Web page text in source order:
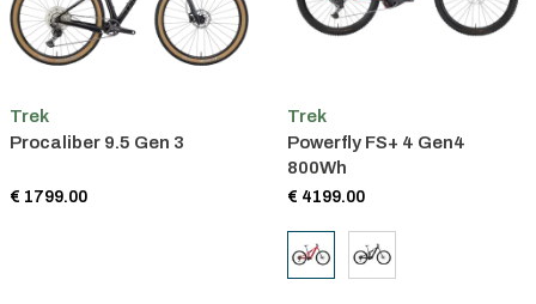
Trek
Procaliber 9.5 Gen 3
€ 1799.00
Trek
Powerfly FS+ 4 Gen4
800Wh
€ 4199.00